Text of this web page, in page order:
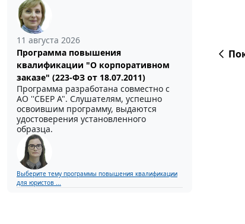
11 августа 2026
Программа повышения
квалификации "О корпоративном
заказе" (223-ФЗ от 18.07.2011)
Программа разработана совместно с
АО ''СБЕР А". Слушателям, успешно
освоившим программу, выдаются
удостоверения установленного
образца.
Выберите тему программы повышения квалификации
для юристов ...